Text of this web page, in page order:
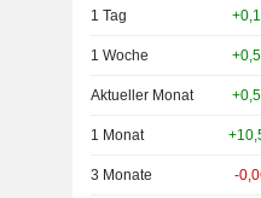
1 Tag
1 Woche
Aktueller Monat
1 Monat
3 Monate -